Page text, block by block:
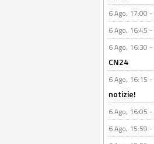
6 Ago, 17:00 -
6 Ago, 16:45 -
6 Ago, 16:30 -
CN24
6 Ago, 16:15 -
notizie!
6 Ago, 16:05 -
6 Ago, 15:59 -